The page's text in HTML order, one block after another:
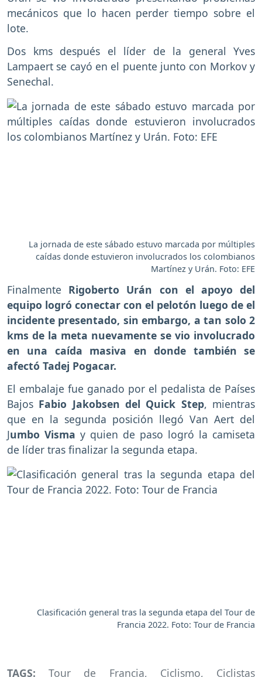
mecánicos que lo hacen perder tiempo sobre el
lote.
Dos kms después el líder de la general Yves
Lampaert se cayó en el puente junto con Morkov y
Senechal.
La jornada de este sábado estuvo marcada por múltiples
caídas donde estuvieron involucrados los colombianos
Martínez y Urán. Foto: EFE
Finalmente Rigoberto Urán con el apoyo del
equipo logró conectar con el pelotón luego de el
incidente presentado, sin embargo, a tan solo 2
kms de la meta nuevamente se vio involucrado
en una caída masiva en donde también se
afectó Tadej Pogacar.
El embalaje fue ganado por el pedalista de Países
Bajos Fabio Jakobsen del Quick Step, mientras
que en la segunda posición llegó Van Aert del
Jumbo Visma y quien de paso logró la camiseta
de líder tras finalizar la segunda etapa.
Clasificación general tras la segunda etapa del Tour de
Francia 2022. Foto: Tour de Francia
TAGS:Tour de Francia, Ciclismo, Ciclistas